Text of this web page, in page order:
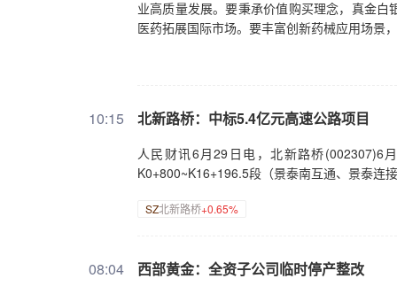
业高质量发展。要秉承价值购买理念，真金
医药拓展国际市场。要丰富创新药械应用场景
10:15 北新路桥：中标5.4亿元高速公路项目
人民财讯6月29日电，北新路桥(002307)6
K0+800~K16+196.5段（景泰南互通、景泰连
SZ北新路桥+0.65%
08:04 西部黄金：全资子公司临时停产整改